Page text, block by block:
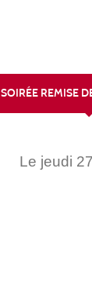
SOIRÉE REMISE
Le jeudi 27